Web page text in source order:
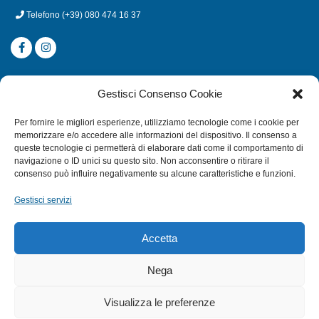
Gestisci Consenso Cookie
Per fornire le migliori esperienze, utilizziamo tecnologie come i cookie per
memorizzare e/o accedere alle informazioni del dispositivo. Il consenso a
queste tecnologie ci permetterà di elaborare dati come il comportamento di
navigazione o ID unici su questo sito. Non acconsentire o ritirare il
consenso può influire negativamente su alcune caratteristiche e funzioni.
Gestisci servizi
Accetta
Nega
Visualizza le preferenze
Telefono (+39) 080 474 16 37
CATEGORIE
MULINELLI
CANNE
ACCESSORI NAUTICI
TERMINI E CONDIZIONI